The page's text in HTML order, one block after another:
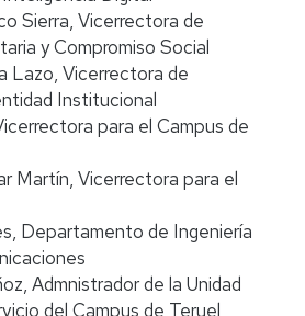
Sierra, Vicerrectora de
y Compromiso Social
Lazo, Vicerrectora de
Institucional
para el Campus de
Martín, Vicerrectora para el
Departamento de Ingeniería
Admnistrador de la Unidad
del Campus de Teruel